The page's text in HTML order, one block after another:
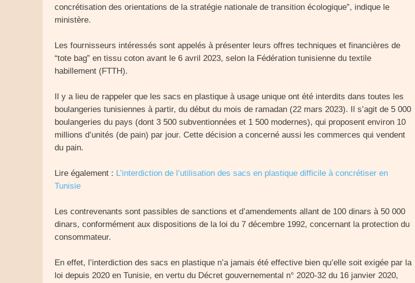
concrétisation des orientations de la stratégie nationale de transition écologique”, indique le
ministère.
Les fournisseurs intéressés sont appelés à présenter leurs offres techniques et financières de
“tote bag” en tissu coton avant le 6 avril 2023, selon la Fédération tunisienne du textile
habillement (FTTH).
Il y a lieu de rappeler que les sacs en plastique à usage unique ont été interdits dans toutes les
boulangeries tunisiennes à partir, du début du mois de ramadan (22 mars 2023). Il s’agit de 5 000
boulangeries du pays (dont 3 500 subventionnées et 1 500 modernes), qui proposent environ 10
millions d’unités (de pain) par jour. Cette décision a concerné aussi les commerces qui vendent
du pain.
Lire également : L’interdiction de l’utilisation des sacs en plastique difficile à concrétiser en
Tunisie
Les contrevenants sont passibles de sanctions et d’amendements allant de 100 dinars à 50 000
dinars, conformément aux dispositions de la loi du 7 décembre 1992, concernant la protection du
consommateur.
En effet, l’interdiction des sacs en plastique n’a jamais été effective bien qu’elle soit exigée par la
loi depuis 2020 en Tunisie, en vertu du Décret gouvernemental n° 2020-32 du 16 janvier 2020,